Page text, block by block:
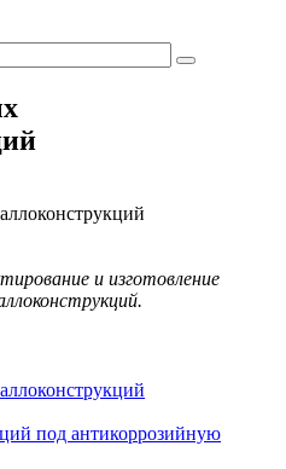
и изготовление
под антикоррозийную